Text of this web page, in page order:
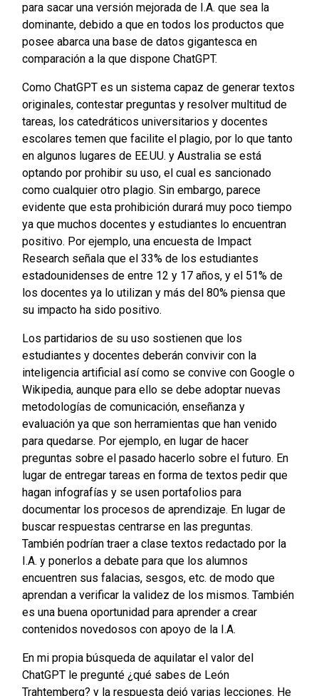
para sacar una versión mejorada de I.A. que sea la
dominante, debido a que en todos los productos que
posee abarca una base de datos gigantesca en
comparación a la que dispone ChatGPT.
Como ChatGPT es un sistema capaz de generar textos
originales, contestar preguntas y resolver multitud de
tareas, los catedráticos universitarios y docentes
escolares temen que facilite el plagio, por lo que tanto
en algunos lugares de EE.UU. y Australia se está
optando por prohibir su uso, el cual es sancionado
como cualquier otro plagio. Sin embargo, parece
evidente que esta prohibición durará muy poco tiempo
ya que muchos docentes y estudiantes lo encuentran
positivo. Por ejemplo, una encuesta de Impact
Research señala que el 33% de los estudiantes
estadounidenses de entre 12 y 17 años, y el 51% de
los docentes ya lo utilizan y más del 80% piensa que
su impacto ha sido positivo.
Los partidarios de su uso sostienen que los
estudiantes y docentes deberán convivir con la
inteligencia artificial así como se convive con Google o
Wikipedia, aunque para ello se debe adoptar nuevas
metodologías de comunicación, enseñanza y
evaluación ya que son herramientas que han venido
para quedarse. Por ejemplo, en lugar de hacer
preguntas sobre el pasado hacerlo sobre el futuro. En
lugar de entregar tareas en forma de textos pedir que
hagan infografías y se usen portafolios para
documentar los procesos de aprendizaje. En lugar de
buscar respuestas centrarse en las preguntas.
También podrían traer a clase textos redactado por la
I.A. y ponerlos a debate para que los alumnos
encuentren sus falacias, sesgos, etc. de modo que
aprendan a verificar la validez de los mismos. También
es una buena oportunidad para aprender a crear
contenidos novedosos con apoyo de la I.A.
En mi propia búsqueda de aquilatar el valor del
ChatGPT le pregunté ¿qué sabes de León
Trahtemberg? y la respuesta dejó varias lecciones. He